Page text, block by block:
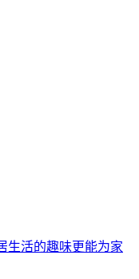
生活的趣味更能为家